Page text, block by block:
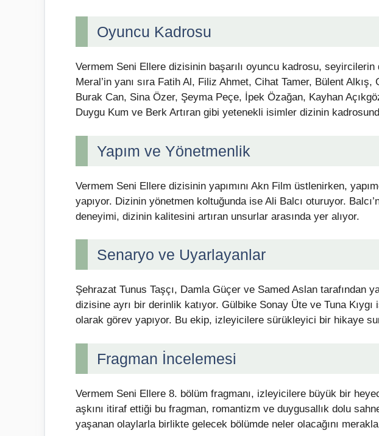
Oyuncu Kadrosu
Vermem Seni Ellere dizisinin başarılı oyuncu kadrosu,
Meral’in yanı sıra Fatih Al, Filiz Ahmet, Cihat Tamer, Bülent
Burak Can, Sina Özer, Şeyma Peçe, İpek Özağan, Kayhan
Duygu Kum ve Berk Artıran gibi yetenekli isimler dizinin
Yapım ve Yönetmenlik
Vermem Seni Ellere dizisinin yapımını Akn Film üstlenirken,
yapıyor. Dizinin yönetmen koltuğunda ise Ali Balcı oturuyor.
deneyimi, dizinin kalitesini artıran unsurlar arasında yer alıyor.
Senaryo ve Uyarlayanlar
Şehrazat Tunus Taşçı, Damla Güçer ve Samed Aslan tarafından
dizisine ayrı bir derinlik katıyor. Gülbike Sonay Üte ve Tuna
olarak görev yapıyor. Bu ekip, izleyicilere sürükleyici bir hikaye
Fragman İncelemesi
Vermem Seni Ellere 8. bölüm fragmanı, izleyicilere büyük bir
aşkını itiraf ettiği bu fragman, romantizm ve duygusallık dolu
yaşanan olaylarla birlikte gelecek bölümde neler olacağını